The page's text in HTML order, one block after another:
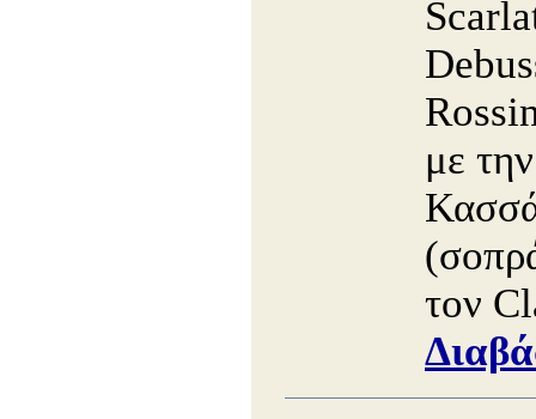
με
τον